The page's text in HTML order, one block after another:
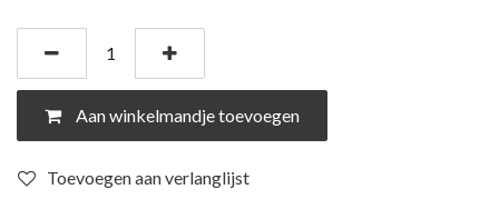
Aan winkelmandje toevoegen
Toevoegen aan verlanglijst